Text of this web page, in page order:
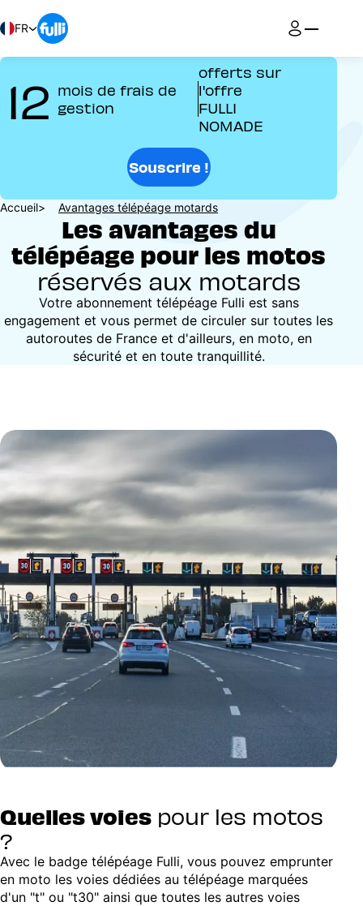
au
contenu
principal
FR
12 mois de frais de
gestion
offerts sur
l'offre
FULLI
NOMADE
Souscrire !
Fil
Accueil Avantages télépéage motards
Les avantages du
télépéage pour les motos
réservés aux motards
Votre abonnement télépéage Fulli est sans
engagement et vous permet de circuler sur toutes les
autoroutes de France et d'ailleurs, en moto, en
sécurité et en toute tranquillité.
Quelles voies pour les motos
?
Avec le badge télépéage Fulli, vous pouvez emprunter
en moto les voies dédiées au télépéage marquées
d'un "t" ou "t30" ainsi que toutes les autres voies